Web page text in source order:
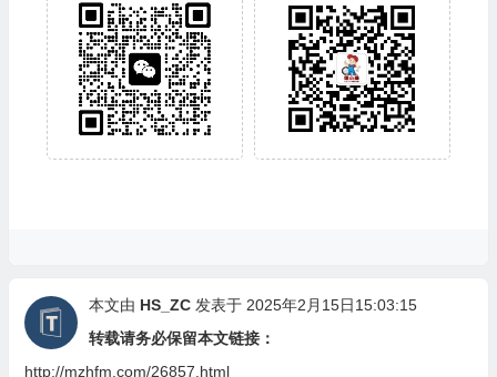
本文由 HS_ZC发表于 2025年2月15日15:03:15
转载请务必保留本文链接：
http://mzhfm.com/26857.html